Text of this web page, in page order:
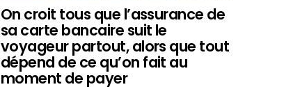
On croit tous que l’assurance de
sa carte bancaire suit le
voyageur partout, alors que tout
dépend de ce qu’on fait au
moment de payer